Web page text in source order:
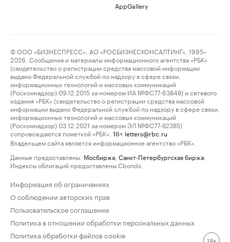
AppGallery
© ООО «БИЗНЕСПРЕСС», АО «РОСБИЗНЕСКОНСАЛТИНГ», 1995–
2026. Сообщения и материалы информационного агентства «РБК»
(свидетельство о регистрации средства массовой информации
выдано Федеральной службой по надзору в сфере связи,
информационных технологий и массовых коммуникаций
(Роскомнадзор) 09.12.2015 за номером ИА №ФС77-63848) и сетевого
издания «РБК» (свидетельство о регистрации средства массовой
информации выдано Федеральной службой по надзору в сфере связи,
информационных технологий и массовых коммуникаций
(Роскомнадзор) 03.12.2021 за номером ЭЛ №ФС77-82385)
сопровождаются пометкой «РБК».
18+ letters@rbc.ru
Владельцем сайта является информационное агентство «РБК».
Данные предоставлены: Мосбиржа Санкт-Петербургская биржа
Индексы облигаций предоставлены Cbonds.
Информация об ограничениях
О соблюдении авторских прав
Пользовательское соглашение
Политика в отношении обработки персональных данных
Политика обработки файлов cookie